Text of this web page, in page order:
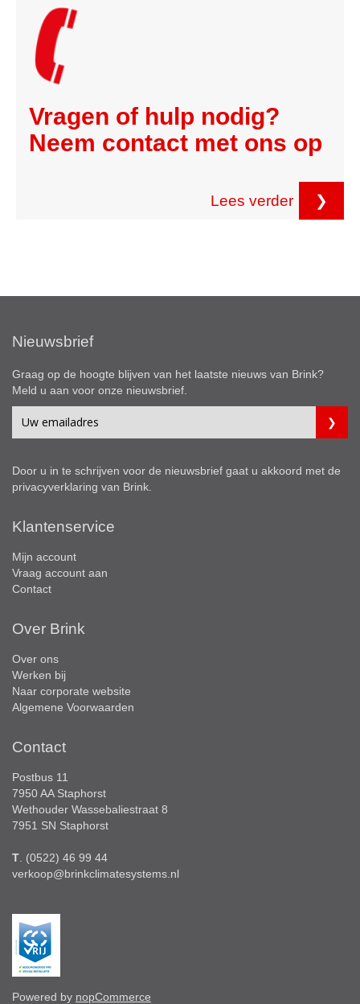
Vragen of hulp nodig?
Neem contact met ons op
Lees verder ❯
Nieuwsbrief
Graag op de hoogte blijven van het laatste nieuws van Brink?
Meld u aan voor onze nieuwsbrief.
Door u in te schrijven voor de nieuwsbrief gaat u akkoord met de
privacyverklaring van Brink.
Klantenservice
Mijn account
Vraag account aan
Contact
Over Brink
Over ons
Werken bij
Naar corporate website
Algemene Voorwaarden
Contact
Postbus 11
7950 AA Staphorst
Wethouder Wassebaliestraat 8
7951 SN Staphorst
T . (0522) 46 99 44
verkoop@brinkclimatesystems.nl
Powered by nopCommerce